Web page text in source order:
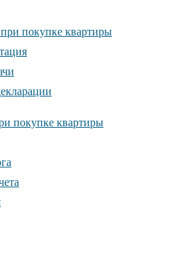
покупке квартиры
покупке квартиры